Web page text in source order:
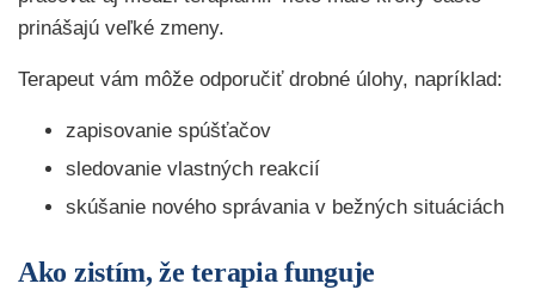
prinášajú veľké zmeny.
Terapeut vám môže odporučiť drobné úlohy, napríklad:
zapisovanie spúšťačov
sledovanie vlastných reakcií
skúšanie nového správania v bežných situáciách
Ako zistím, že terapia funguje